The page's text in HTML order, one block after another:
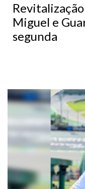
Miguel e
segunda